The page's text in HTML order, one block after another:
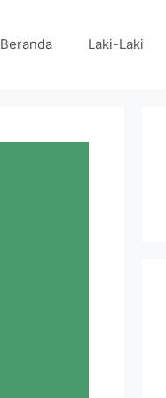
Beranda Laki-Laki